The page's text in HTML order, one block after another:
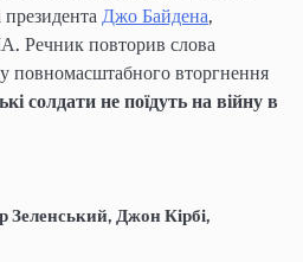
президента Джо Байдена,
Речник повторив слова
повномасштабного вторгнення
солдати не поїдуть на війну в
Зеленський, Джон Кірбі,